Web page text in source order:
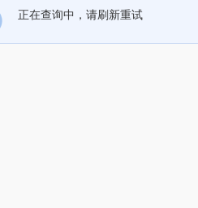
正在查询中，请刷新重试